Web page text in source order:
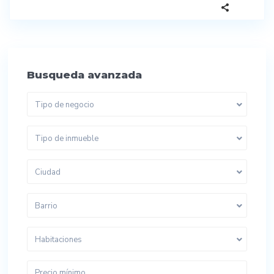
Busqueda avanzada
Tipo de negocio
Tipo de inmueble
Ciudad
Barrio
Habitaciones